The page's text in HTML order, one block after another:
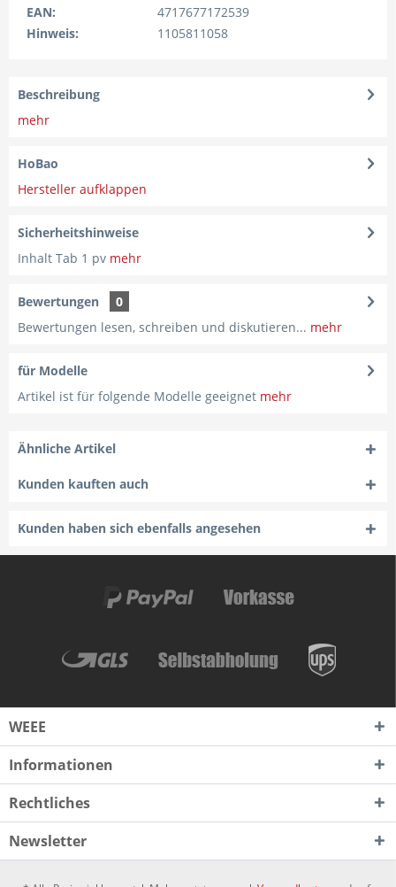
EAN:
4717677172539
Hinweis:
1105811058
Beschreibung
mehr
HoBao
Hersteller aufklappen
Sicherheitshinweise
Inhalt Tab 1 pv mehr
Bewertungen
0
Bewertungen lesen, schreiben und diskutieren... mehr
für Modelle
Artikel ist für folgende Modelle geeignet mehr
Ähnliche Artikel
Kunden kauften auch
Kunden haben sich ebenfalls angesehen
WEEE
Informationen
Rechtliches
Newsletter